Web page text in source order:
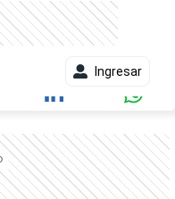
Ingresar